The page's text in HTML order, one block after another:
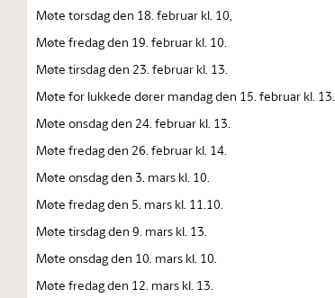
Møte torsdag den 18. februar kl. 10,
Møte fredag den 19. februar kl. 10.
Møte tirsdag den 23. februar kl. 13.
Møte for lukkede dører mandag den 15. februar kl. 13.
Møte onsdag den 24. februar kl. 13.
Møte fredag den 26. februar kl. 14.
Møte onsdag den 3. mars kl. 10.
Møte fredag den 5. mars kl. 11.10.
Møte tirsdag den 9. mars kl. 13.
Møte onsdag den 10. mars kl. 10.
Møte fredag den 12. mars kl. 13.